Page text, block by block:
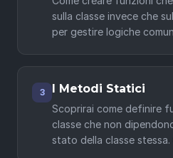
sulla classe invece che
per gestire logiche
3 I Metodi Statici
Scoprirai come definire
classe che non
stato della classe stessa.